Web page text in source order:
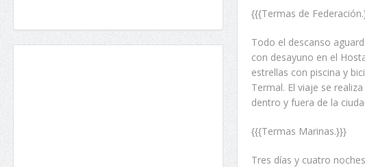
{{{Termas de
Todo el descanso
con desayuno en el
estrellas con piscina y
Termal. El viaje se
dentro y fuera de la
{{{Termas Marinas.}}}
Tres días y cuatro